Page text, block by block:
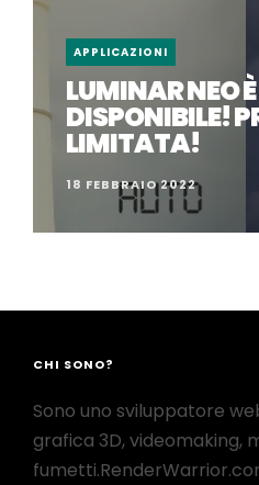
APPLICAZIONI
LUMINAR NEO
DISPONIBILE!
LIMITATA!
18 FEBBRAIO 2022
CHI SONO?
Sono uno sviluppatore
grafica 3D, videomaking,